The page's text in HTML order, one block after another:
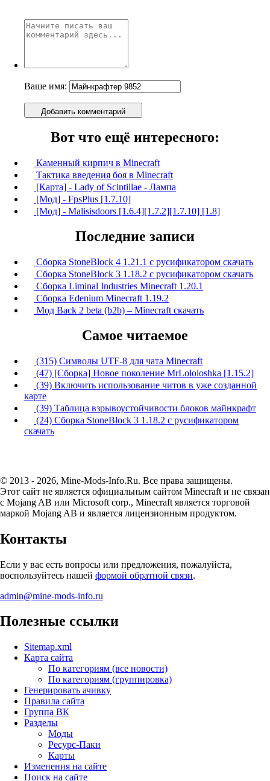
Ваше имя:
Добавить комментарий
Вот что ещё интересного:
Каменный кирпич в Minecraft
Тактика введения боя в Minecraft
[Карта] - Lady of Scintillae - Лампа
[Мод] - FpsPlus [1.7.10]
[Мод] - Malisisdoors [1.6.4][1.7.2][1.7.10] [1.8]
Последние записи
Сборка StoneBlock 4 1.21.1 с русификатором скачать
Сборка StoneBlock 3 1.18.2 с русификатором скачать
Сборка Liminal Industries Minecraft 1.20.1
Сборка Edenium Minecraft 1.19.2
Мод Back 2 beta (b2b) – Minecraft скачать
Самое читаемое
(315) Символы UTF-8 для чата Minecraft
(47) [Сборка] Новое поколение MrLololoshka [1.15.2]
(39) Включить использование читов в уже созданной
карте
(39) Таблица взрывоустойчивости блоков майнкрафт
(24) Сборка StoneBlock 3 1.18.2 с русификатором
скачать
© 2013 - 2026, Mine-Mods-Info.Ru. Все права защищены.
Этот сайт не является официальным сайтом Minecraft и не связан
с Mojang AB или Microsoft corp., Minecraft является торговой
маркой Mojang AB и является лицензионным продуктом.
Контакты
Если у вас есть вопросы или предложения, пожалуйста,
воспользуйтесь нашей формой обратной связи.
admin@mine-mods-info.ru
Полезные ссылки
Sitemap.xml
Карта сайта
По категориям (все новости)
По категориям (группировка)
Генерировать ачивку
Правила сайта
Группа ВК
Разделы
Моды
Ресурс-Паки
Карты
Изменения на сайте
Поиск на сайте